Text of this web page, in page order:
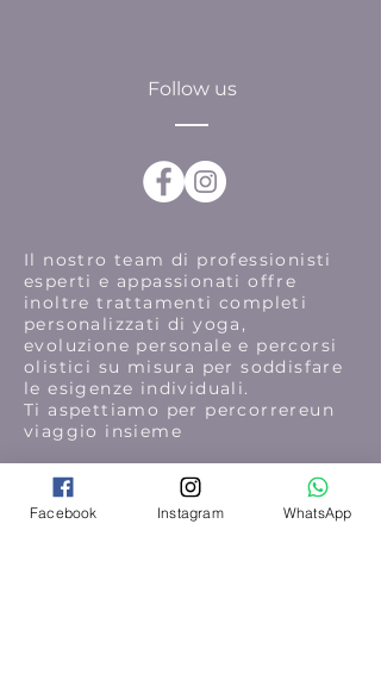
Follow us
Il nostro team di professionisti
esperti e appassionati offre
inoltre trattamenti completi
personalizzati di yoga,
evoluzione personale e percorsi
olistici su misura per soddisfare
le esigenze individuali.
Ti aspettiamo per percorrereun
viaggio insieme
Facebook Instagram WhatsApp